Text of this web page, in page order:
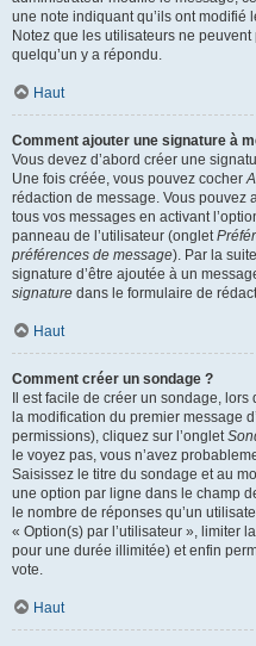
une note indiquant qu’ils ont
Notez que les utilisateurs ne
quelqu’un y a répondu.
Haut
Comment ajouter une signature à
Vous devez d’abord créer une
Une fois créée, vous pouvez cocher
rédaction de message. Vous pouvez
tous vos messages en activant
panneau de l’utilisateur (onglet
préférences de message). Par la
signature d’être ajoutée à un
signature dans le formulaire de
Haut
Comment créer un sondage ?
Il est facile de créer un sondage,
la modification du premier message
permissions), cliquez sur l’onglet
le voyez pas, vous n’avez
Saisissez le titre du sondage et au
une option par ligne dans le champ
le nombre de réponses qu’un
« Option(s) par l’utilisateur », limiter
pour une durée illimitée) et enfin
vote.
Haut